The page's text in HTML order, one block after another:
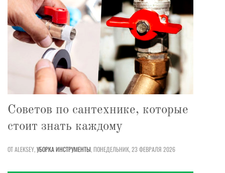
Советов по сантехнике, которые
стоит знать каждому
ОТ ALEKSEY,УБОРКАИНСТРУМЕНТЫ,ПОНЕДЕЛЬНИК, 23 ФЕВРАЛЯ 2026